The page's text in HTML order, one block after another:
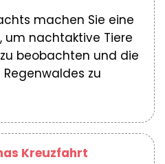
machen Sie eine
um nachtaktive Tiere
beobachten und die
zu
Kreuzfahrt